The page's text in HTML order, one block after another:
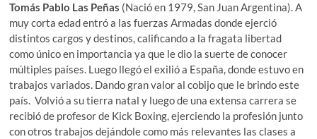
Tomás Pablo Las Peñas (Nació en 1979, San Juan Argentina). A
muy corta edad entró a las fuerzas Armadas donde ejerció
distintos cargos y destinos, calificando a la fragata libertad
como único en importancia ya que le dio la suerte de conocer
múltiples países. Luego llegó el exilió a España, donde estuvo en
trabajos variados. Dando gran valor al cobijo que le brindo este
país. Volvió a su tierra natal y luego de una extensa carrera se
recibió de profesor de Kick Boxing, ejerciendo la profesión junto
con otros trabajos dejándole como más relevantes las clases a